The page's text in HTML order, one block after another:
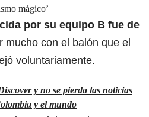
mágico’
por su equipo B fue de
mucho con el balón que el
voluntariamente.
y no se pierda las noticias
y el mundo